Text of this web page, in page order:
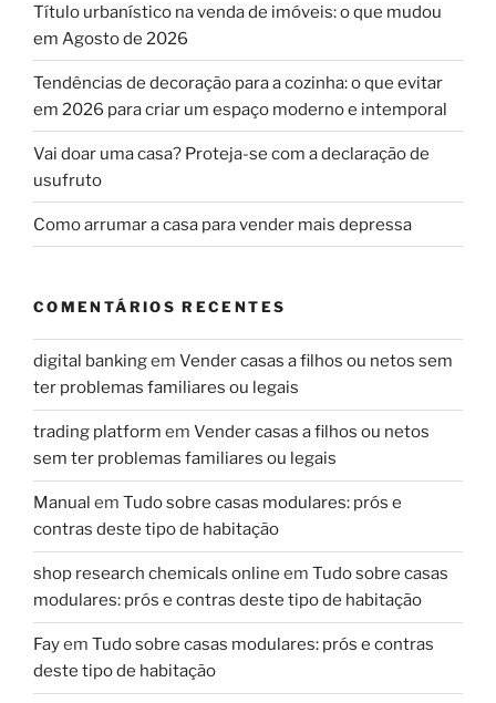
Título urbanístico na venda de imóveis: o que mudou
em Agosto de 2026
Tendências de decoração para a cozinha: o que evitar
em 2026 para criar um espaço moderno e intemporal
Vai doar uma casa? Proteja-se com a declaração de
usufruto
Como arrumar a casa para vender mais depressa
COMENTÁRIOS RECENTES
digital bankingem Vender casas a filhos ou netos sem
ter problemas familiares ou legais
trading platform em Vender casas a filhos ou netos
sem ter problemas familiares ou legais
Manual em Tudo sobre casas modulares: prós e
contras deste tipo de habitação
shop research chemicals online em Tudo sobre casas
modulares: prós e contras deste tipo de habitação
Fayem Tudo sobre casas modulares: prós e contras
deste tipo de habitação